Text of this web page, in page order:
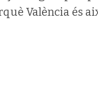
València és